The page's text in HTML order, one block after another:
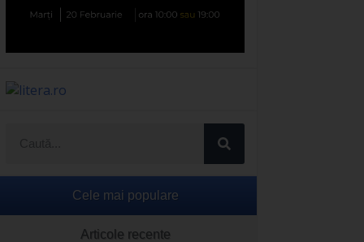
Cele mai populare
Articole recente